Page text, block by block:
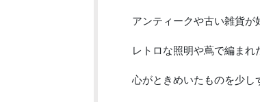
アンティークや古い雑貨が
レトロな照明や蔦で編まれ
心がときめいたものを少し